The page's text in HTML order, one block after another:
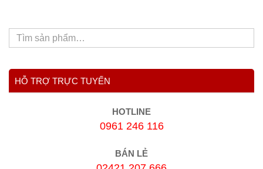
HỖ TRỢ TRỰC TUYẾN
HOTLINE
0961 246 116
BÁN LẺ